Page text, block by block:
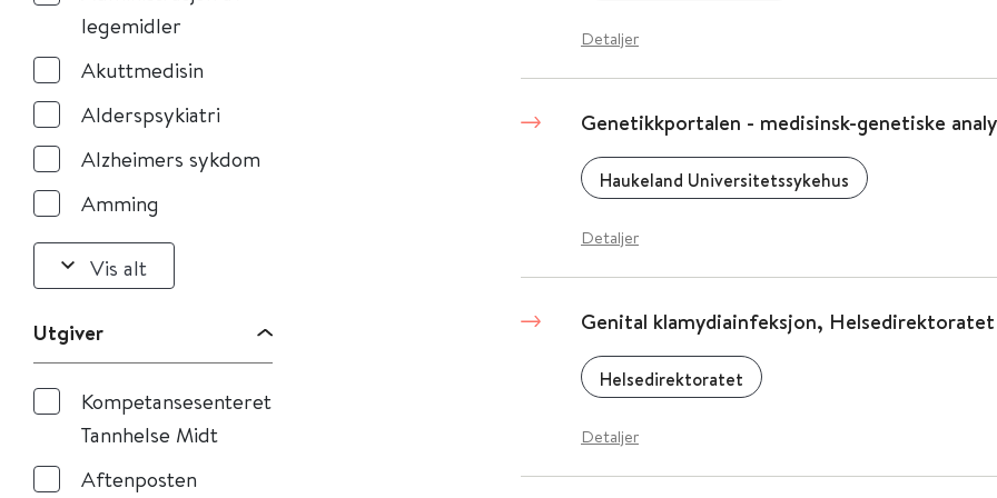
legemidler
Akuttmedisin
Alderspsykiatri
Alzheimers sykdom
Amming
Vis alt
Utgiver
Kompetansesenteret
Tannhelse Midt
Aftenposten
Detaljer
Genetikkportalen - medisinsk-genetiske
Haukeland Universitetssykehus
Detaljer
Genital klamydiainfeksjon, Helsedirektoratet
Helsedirektoratet
Detaljer